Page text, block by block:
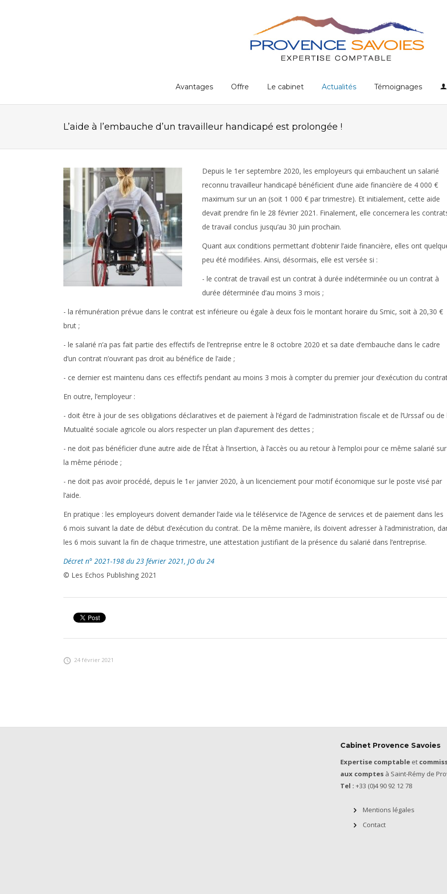
Avantages Offre Le cabinet Actualités Témoignages
L’aide à l’embauche d’un travailleur handicapé est prolongée !
Depuis le 1er septembre 2020, les employeurs qui embauchent un salarié
reconnu travailleur handicapé bénéficient d’une aide financière de 4 000 €
maximum sur un an (soit 1 000 € par trimestre). Et initialement, cette aide
devait prendre fin le 28 février 2021. Finalement, elle concernera les
de travail conclus jusqu’au 30 juin prochain.
Quant aux conditions permettant d’obtenir l’aide financière, elles ont
peu été modifiées. Ainsi, désormais, elle est versée si :
- le contrat de travail est un contrat à durée indéterminée ou un contrat à
durée déterminée d’au moins 3 mois ;
- la rémunération prévue dans le contrat est inférieure ou égale à deux fois le montant horaire du Smic, soit à 20,30 €
brut ;
- le salarié n’a pas fait partie des effectifs de l’entreprise entre le 8 octobre 2020 et sa date d’embauche dans le cadre
d’un contrat n’ouvrant pas droit au bénéfice de l’aide ;
- ce dernier est maintenu dans ces effectifs pendant au moins 3 mois à compter du premier jour d’exécution du
En outre, l’employeur :
- doit être à jour de ses obligations déclaratives et de paiement à l’égard de l’administration fiscale et de l’Urssaf ou de
Mutualité sociale agricole ou alors respecter un plan d’apurement des dettes ;
- ne doit pas bénéficier d’une autre aide de l’État à l’insertion, à l’accès ou au retour à l’emploi pour ce même salarié sur
la même période ;
- ne doit pas avoir procédé, depuis le 1 er janvier 2020, à un licenciement pour motif économique sur le poste visé par
l’aide.
En pratique : les employeurs doivent demander l’aide via le téléservice de l’Agence de services et de paiement dans les
6 mois suivant la date de début d’exécution du contrat. De la même manière, ils doivent adresser à l’administration,
les 6 mois suivant la fin de chaque trimestre, une attestation justifiant de la présence du salarié dans l’entreprise.
Décret n° 2021-198 du 23 février 2021, JO du 24
© Les Echos Publishing 2021
24 février 2021
Cabinet Provence Savoies
Expertise comptable et
aux comptes à Saint-Rémy de
Tel : +33 (0)4 90 92 12 78
Mentions légales
Contact